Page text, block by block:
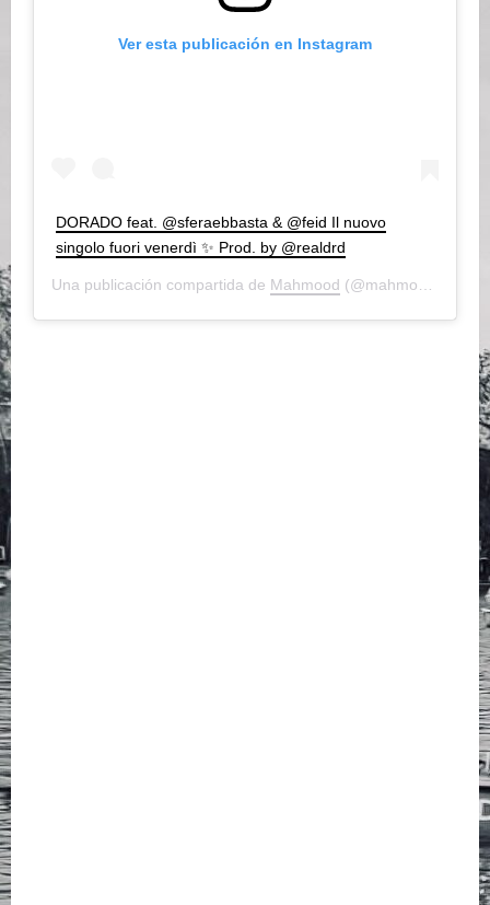
Ver esta publicación en Instagram
DORADO feat. @sferaebbasta & @feid Il nuovo
singolo fuori venerdì ✨ Prod. by @realdrd
Una publicación compartida de Mahmood (@mahmood) el